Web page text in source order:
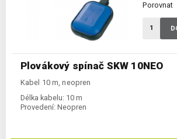
Plovákový spínač SKW 10NEO
Kabel 10 m, neopren
Délka kabelu: 10 m
Provedení: Neopren
Porovnat